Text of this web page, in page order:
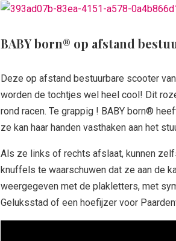
BABY born® op afstand
Deze op afstand bestuurbare scooter
worden de tochtjes wel heel cool! Dit
rond racen. Te grappig ! BABY born®
ze kan haar handen vasthaken aan het
Als ze links of rechts afslaat, kunnen
knuffels te waarschuwen dat ze aan de
weergegeven met de plakletters, met
Geluksstad of een hoefijzer voor